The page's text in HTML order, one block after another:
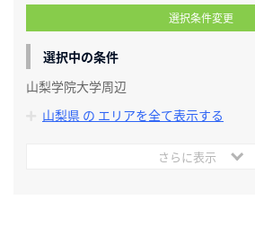
選択条件変更
選択中の条件
山梨学院大学周辺
山梨県 の エリアを全て表示する
さらに表示